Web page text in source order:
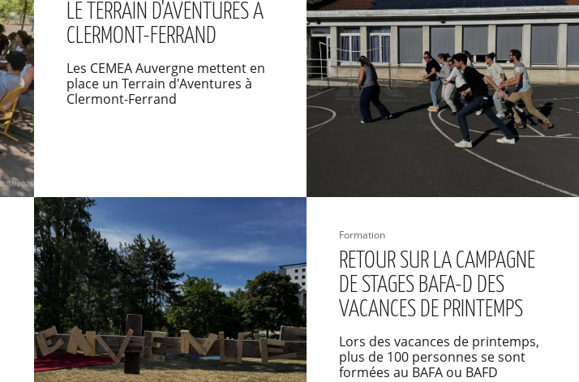
LE TERRAIN D'AVENTURES À
CLERMONT-FERRAND
Les CEMEA Auvergne mettent en
place un Terrain d'Aventures à
Clermont-Ferrand
Formation
RETOUR SUR LA CAMPAGNE
DE STAGES BAFA-D DES
VACANCES DE PRINTEMPS
Lors des vacances de printemps,
plus de 100 personnes se sont
formées au BAFA ou BAFD